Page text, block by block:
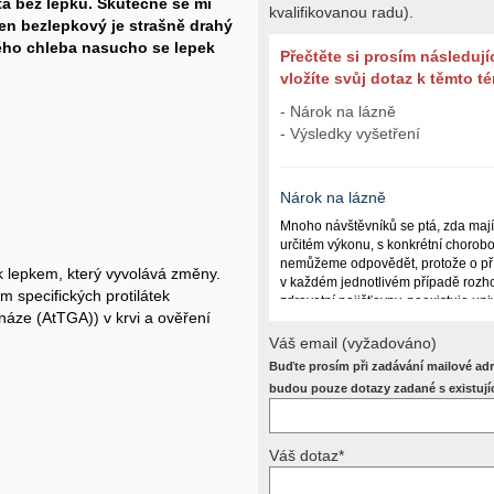
bezlepkový je strašně drahý
chleba nasucho se lepek
který vyvolává změny.
specifických protilátek
(AtTGA)) v krvi a ověření
kvalifikovanou radu).
Přečtěte si prosím
vložíte svůj dotaz k těmto
- Nárok na lázně
- Výsledky vyšetření
Nárok na lázně
Mnoho návštěvníků se ptá, zda mají
určitém výkonu, s konkrétní
nemůžeme odpovědět, protože o
v každém jednotlivém případě
zdravotní pojišťovny, neexistuje
(kuřáctví, inkontinence), funkčním
dalších zdravotních okolnostech.
Požádejte svého ošetřujícího
Váš email (vyžadováno)
Buďte prosím při zadávání mailové
budou pouze dotazy zadané s
Váš dotaz*